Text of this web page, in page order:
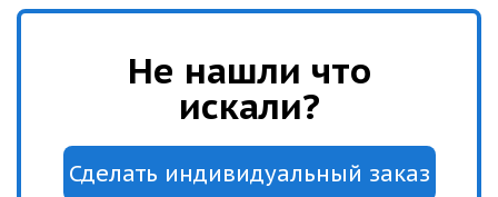
Не нашли что
искали?